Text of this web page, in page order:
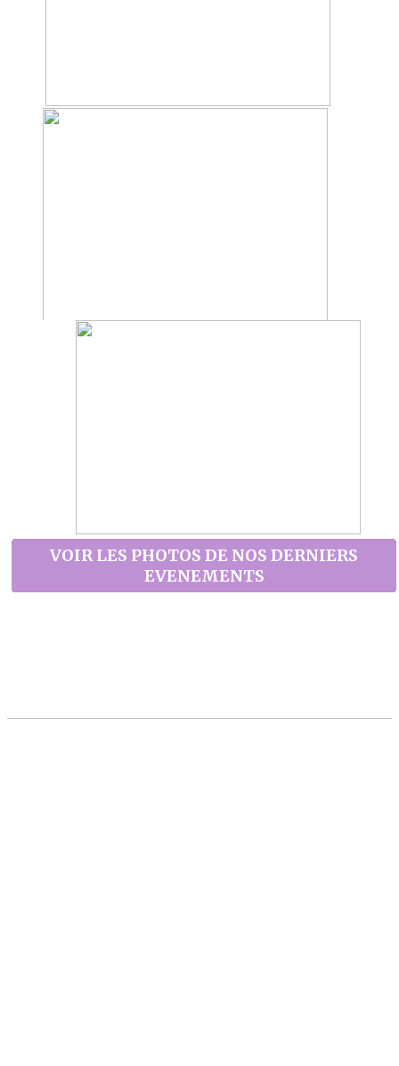
VOIR LES PHOTOS DE NOS DERNIERS
EVENEMENTS